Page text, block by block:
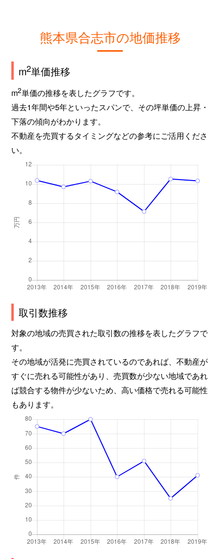
熊本県合志市の地価推移
m2単価推移
m2単価の推移を表したグラフです。
過去1年間や5年といったスパンで、その坪単価の上昇・
下落の傾向がわかります。
不動産を売買するタイミングなどの参考にご活用くださ
い。
取引数推移
対象の地域の売買された取引数の推移を表したグラフで
す。
その地域が活発に売買されているのであれば、不動産が
すぐに売れる可能性があり、売買数が少ない地域であれ
ば競合する物件が少ないため、高い価格で売れる可能性
もあります。